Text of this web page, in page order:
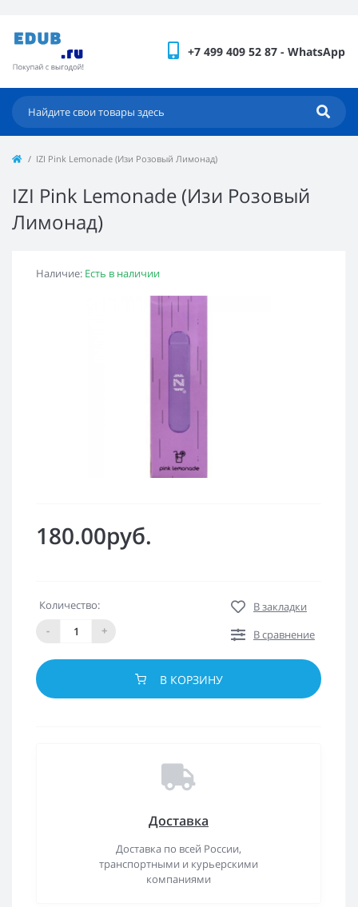
+7 499 409 52 87 - WhatsApp
IZI Pink Lemonade (Изи Розовый Лимонад)
IZI Pink Lemonade (Изи Розовый
Лимонад)
Наличие: Есть в наличии
180.00руб.
Количество:
-
+
В закладки
В сравнение
В КОРЗИНУ
Доставка
Доставка по всей России,
транспортными и курьерскими
компаниями